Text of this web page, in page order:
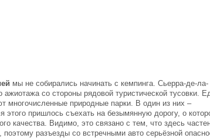
мы не собирались начинать с кемпинга. Сьерра-де-ла-
со стороны рядовой туристической тусовки.
многочисленные природные парки. В один из них –
пришлось съехать на безымянную дорогу, о
качества. Видимо, это связано с тем, что здесь
разъезды со встречными авто серьёзной